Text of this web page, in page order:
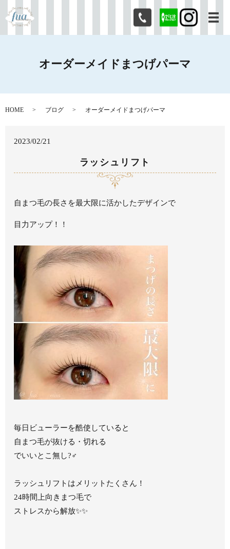
メ
オーダーメイドまつげパーマ
HOME ブログ オーダーメイドまつげパーマ
2023/02/21
ラッシュリフト
自まつ毛の長さを最大限に活かしたデザインで
目力アップ！！
毎日ビューラーを酷使していると
自まつ毛が抜ける・切れる
⁡でいいとこ無し?‍♂️
ラッシュリフトはメリットたくさん！
24時間上向きまつ毛で
ストレスから解放✨✨